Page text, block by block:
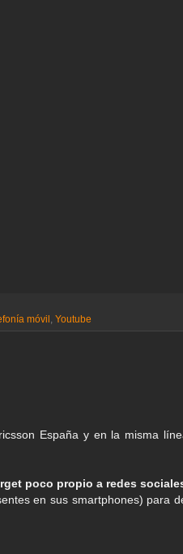
móvil Youtube
España y en la misma
poco propio a redes
en sus smartphones) para